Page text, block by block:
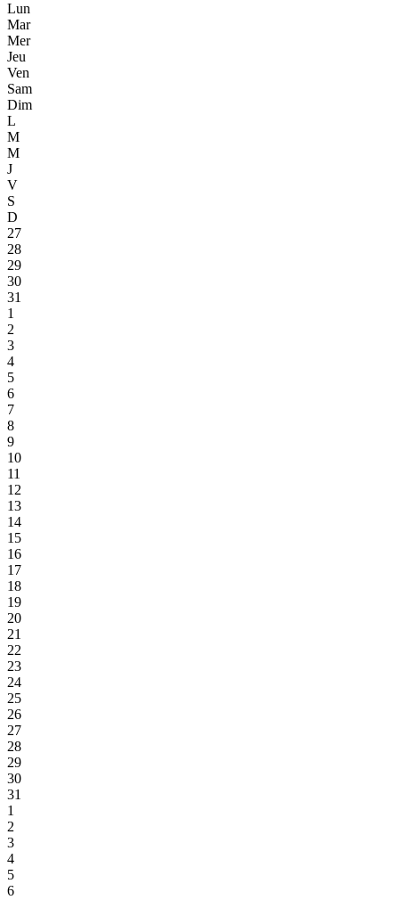
Lun
Mar
Mer
Jeu
Ven
Sam
Dim
L
M
M
J
V
S
D
27
28
29
30
31
1
2
3
4
5
6
7
8
9
10
11
12
13
14
15
16
17
18
19
20
21
22
23
24
25
26
27
28
29
30
31
1
2
3
4
5
6